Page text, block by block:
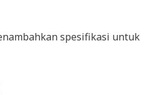
spesifikasi untuk